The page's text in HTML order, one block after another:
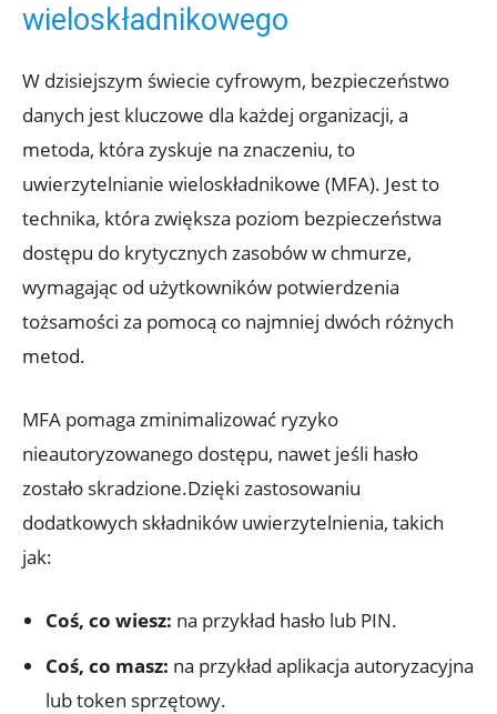
wieloskładnikowego
W dzisiejszym⁢ świecie cyfrowym, bezpieczeństwo⁣
danych jest kluczowe dla każdej organizacji, a
metoda, która zyskuje na znaczeniu, to
uwierzytelnianie wieloskładnikowe (MFA). Jest to
technika, która zwiększa ‌poziom bezpieczeństwa
dostępu do krytycznych zasobów w chmurze,
wymagając od użytkowników potwierdzenia
tożsamości⁢ za pomocą co ‌najmniej dwóch różnych
metod.
MFA pomaga​ zminimalizować ryzyko‌
nieautoryzowanego dostępu, nawet ⁢jeśli hasło
zostało skradzione.Dzięki zastosowaniu
dodatkowych składników uwierzytelnienia, takich
jak:
Coś, co wiesz: na przykład hasło lub PIN.
Coś, co masz: na przykład aplikacja autoryzacyjna
lub token sprzętowy.